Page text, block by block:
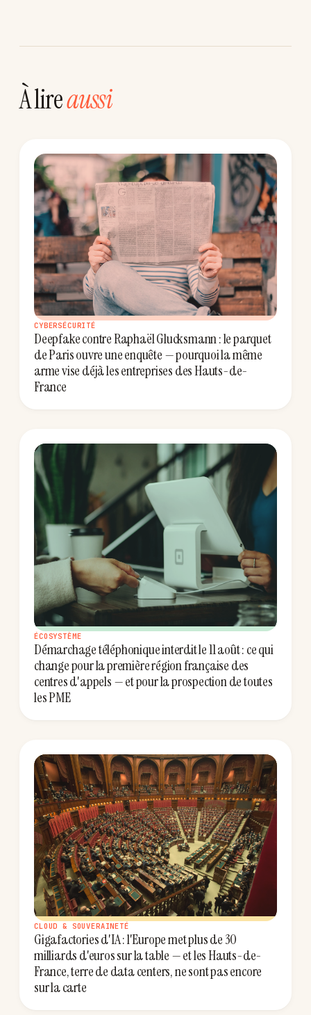
À lireaussi
CYBERSÉCURITÉ
Deepfake contre Raphaël Glucksmann : le parquet
de Paris ouvre une enquête — pourquoi la même
arme vise déjà les entreprises des Hauts-de-
France
ÉCOSYSTÈME
Démarchage téléphonique interdit le 11 août : ce qui
change pour la première région française des
centres d'appels — et pour la prospection de toutes
les PME
CLOUD & SOUVERAINETÉ
Gigafactories d'IA : l'Europe met plus de 30
milliards d'euros sur la table — et les Hauts-de-
France, terre de data centers, ne sont pas encore
sur la carte